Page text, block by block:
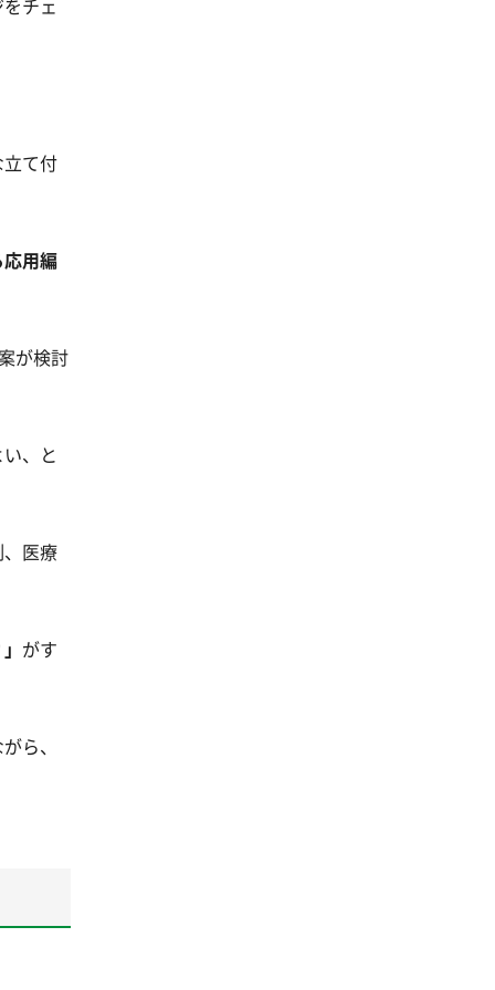
チェ
て付
用編
が検討
、と
医療
がす
ら、